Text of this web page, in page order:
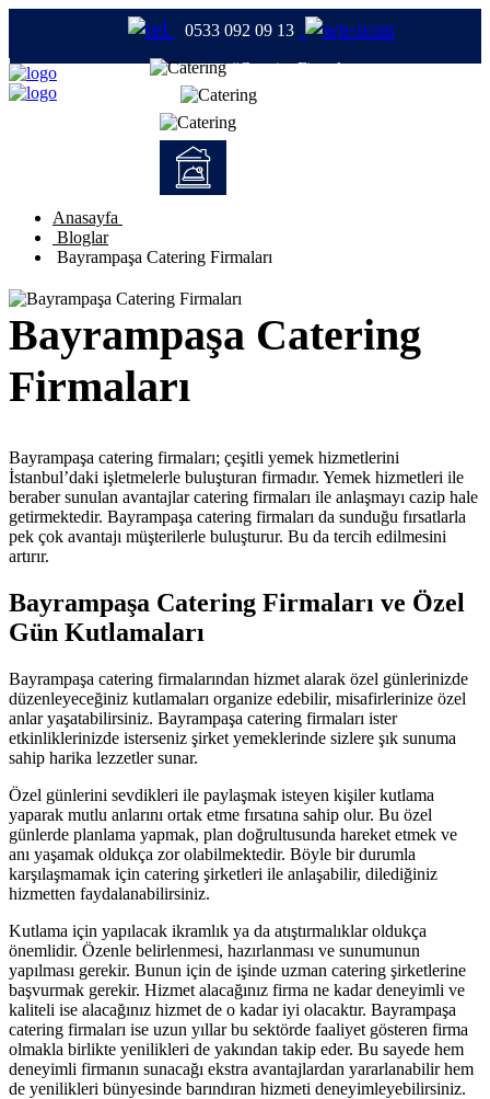
0533 092 09 13
#CateringFirmaları
Anasayfa
Bloglar
Bayrampaşa Catering Firmaları
Bayrampaşa Catering
Firmaları
Bayrampaşa catering firmaları; çeşitli yemek hizmetlerini
İstanbul’daki işletmelerle buluşturan firmadır. Yemek hizmetleri ile
beraber sunulan avantajlar catering firmaları ile anlaşmayı cazip hale
getirmektedir. Bayrampaşa catering firmaları da sunduğu fırsatlarla
pek çok avantajı müşterilerle buluşturur. Bu da tercih edilmesini
artırır.
Bayrampaşa Catering Firmaları ve Özel
Gün Kutlamaları
Bayrampaşa catering firmalarından hizmet alarak özel günlerinizde
düzenleyeceğiniz kutlamaları organize edebilir, misafirlerinize özel
anlar yaşatabilirsiniz. Bayrampaşa catering firmaları ister
etkinliklerinizde isterseniz şirket yemeklerinde sizlere şık sunuma
sahip harika lezzetler sunar.
Özel günlerini sevdikleri ile paylaşmak isteyen kişiler kutlama
yaparak mutlu anlarını ortak etme fırsatına sahip olur. Bu özel
günlerde planlama yapmak, plan doğrultusunda hareket etmek ve
anı yaşamak oldukça zor olabilmektedir. Böyle bir durumla
karşılaşmamak için catering şirketleri ile anlaşabilir, dilediğiniz
hizmetten faydalanabilirsiniz.
Kutlama için yapılacak ikramlık ya da atıştırmalıklar oldukça
önemlidir. Özenle belirlenmesi, hazırlanması ve sunumunun
yapılması gerekir. Bunun için de işinde uzman catering şirketlerine
başvurmak gerekir. Hizmet alacağınız firma ne kadar deneyimli ve
kaliteli ise alacağınız hizmet de o kadar iyi olacaktır. Bayrampaşa
catering firmaları ise uzun yıllar bu sektörde faaliyet gösteren firma
olmakla birlikte yenilikleri de yakından takip eder. Bu sayede hem
deneyimli firmanın sunacağı ekstra avantajlardan yararlanabilir hem
de yenilikleri bünyesinde barındıran hizmeti deneyimleyebilirsiniz.